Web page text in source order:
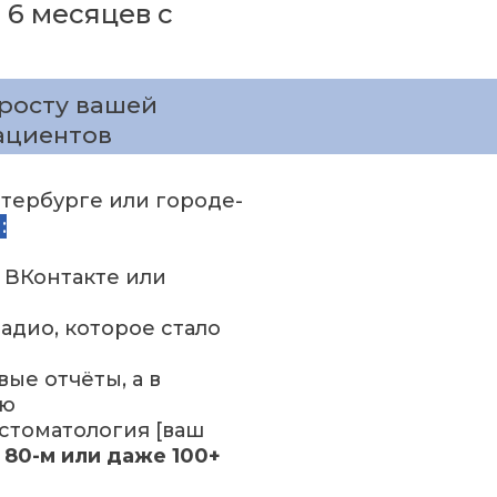
месяцев с
вашей
или городе-
или
которое стало
отчёты, а в
[ваш
80-м или даже 100+